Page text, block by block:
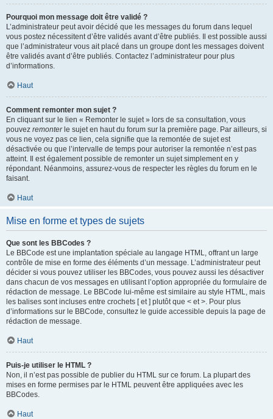
Pourquoi mon message doit être validé ?
L’administrateur peut avoir décidé que les messages du forum dans lequel
vous postez nécessitent d’être validés avant d’être publiés. Il est possible aussi
que l’administrateur vous ait placé dans un groupe dont les messages doivent
être validés avant d’être publiés. Contactez l’administrateur pour plus
d’informations.
Haut
Comment remonter mon sujet ?
En cliquant sur le lien « Remonter le sujet » lors de sa consultation, vous
pouvez remonterle sujet en haut du forum sur la première page. Par ailleurs, si
vous ne voyez pas ce lien, cela signifie que la remontée de sujet est
désactivée ou que l’intervalle de temps pour autoriser la remontée n’est pas
atteint. Il est également possible de remonter un sujet simplement en y
répondant. Néanmoins, assurez-vous de respecter les règles du forum en le
faisant.
Haut
Mise en forme et types de sujets
Que sont les BBCodes ?
Le BBCode est une implantation spéciale au langage HTML, offrant un large
contrôle de mise en forme des éléments d’un message. L’administrateur peut
décider si vous pouvez utiliser les BBCodes, vous pouvez aussi les désactiver
dans chacun de vos messages en utilisant l’option appropriée du formulaire de
rédaction de message. Le BBCode lui-même est similaire au style HTML, mais
les balises sont incluses entre crochets [ et ] plutôt que < et >. Pour plus
d’informations sur le BBCode, consultez le guide accessible depuis la page de
rédaction de message.
Haut
Puis-je utiliser le HTML ?
Non, il n’est pas possible de publier du HTML sur ce forum. La plupart des
mises en forme permises par le HTML peuvent être appliquées avec les
BBCodes.
Haut